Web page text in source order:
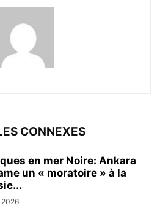
CONNEXES
en mer Noire: Ankara
un « moratoire » à la
2026